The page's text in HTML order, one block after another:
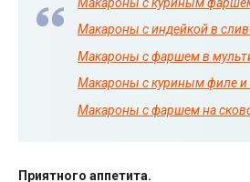
Макароны с индейкой в
Макароны с фаршем в
Макароны с куриным филе
Макароны с фаршем на
Приятного аппетита.